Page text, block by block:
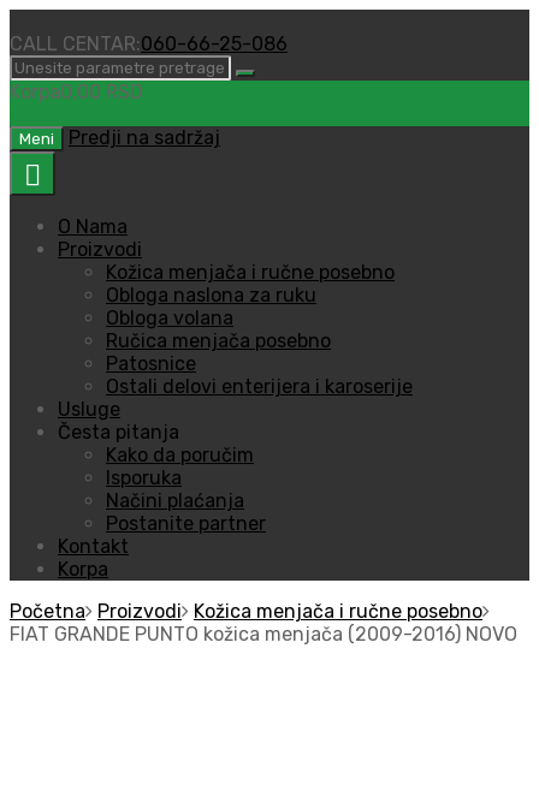
CALL CENTAR:060-66-25-086
Korpa0,00 RSD
Meni Predji na sadržaj
O Nama
Proizvodi
Kožica menjača i ručne posebno
Obloga naslona za ruku
Obloga volana
Ručica menjača posebno
Patosnice
Ostali delovi enterijera i karoserije
Usluge
Česta pitanja
Kako da poručim
Isporuka
Načini plaćanja
Postanite partner
Kontakt
Korpa
Početna
Proizvodi
Kožica menjača i ručne posebno
FIAT GRANDE PUNTO kožica menjača (2009-2016) NOVO